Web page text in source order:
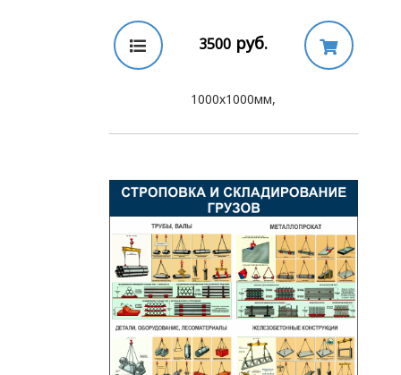
3500 руб.
1000х1000мм,